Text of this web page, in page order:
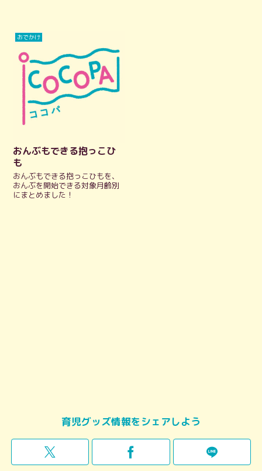
おでかけ
おんぶもできる抱っこひ
も
おんぶもできる抱っこひもを、
おんぶを開始できる対象月齢別
にまとめました！
育児グッズ情報をシェアしよう